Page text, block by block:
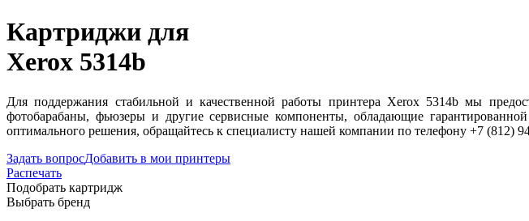
Картриджи для
Xerox 5314b
Для поддержания стабильной и качественной работы принтера Xerox 5314b мы
фотобарабаны, фьюзеры и другие сервисные компоненты, обладающие
оптимального решения, обращайтесь к специалисту нашей компании по телефону +7 (812)
Задать вопросДобавить в мои принтеры
Распечать
Подобрать картридж
Выбрать бренд